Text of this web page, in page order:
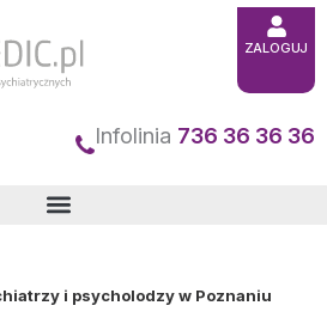
Infolinia 736 36 36 36
ZALOGUJ
i psycholodzy w Poznaniu